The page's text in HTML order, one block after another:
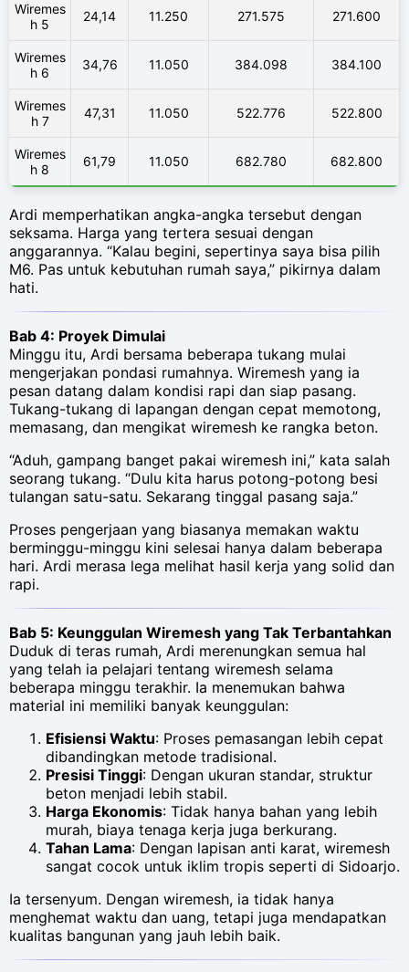
Wiremes
h 5
24,14 11.250 271.575 271.600
Wiremes
h 6
34,76 11.050 384.098 384.100
Wiremes
h 7
47,31 11.050 522.776 522.800
Wiremes
h 8
61,79 11.050 682.780 682.800
Ardi memperhatikan angka-angka tersebut dengan
seksama. Harga yang tertera sesuai dengan
anggarannya. “Kalau begini, sepertinya saya bisa pilih
M6. Pas untuk kebutuhan rumah saya,” pikirnya dalam
hati.
Bab 4: Proyek Dimulai
Minggu itu, Ardi bersama beberapa tukang mulai
mengerjakan pondasi rumahnya. Wiremesh yang ia
pesan datang dalam kondisi rapi dan siap pasang.
Tukang-tukang di lapangan dengan cepat memotong,
memasang, dan mengikat wiremesh ke rangka beton.
“Aduh, gampang banget pakai wiremesh ini,” kata salah
seorang tukang. “Dulu kita harus potong-potong besi
tulangan satu-satu. Sekarang tinggal pasang saja.”
Proses pengerjaan yang biasanya memakan waktu
berminggu-minggu kini selesai hanya dalam beberapa
hari. Ardi merasa lega melihat hasil kerja yang solid dan
rapi.
Bab 5: Keunggulan Wiremesh yang Tak Terbantahkan
Duduk di teras rumah, Ardi merenungkan semua hal
yang telah ia pelajari tentang wiremesh selama
beberapa minggu terakhir. Ia menemukan bahwa
material ini memiliki banyak keunggulan:
Efisiensi Waktu: Proses pemasangan lebih cepat
dibandingkan metode tradisional.
Presisi Tinggi: Dengan ukuran standar, struktur
beton menjadi lebih stabil.
Harga Ekonomis: Tidak hanya bahan yang lebih
murah, biaya tenaga kerja juga berkurang.
Tahan Lama: Dengan lapisan anti karat, wiremesh
sangat cocok untuk iklim tropis seperti di Sidoarjo.
Ia tersenyum. Dengan wiremesh, ia tidak hanya
menghemat waktu dan uang, tetapi juga mendapatkan
kualitas bangunan yang jauh lebih baik.